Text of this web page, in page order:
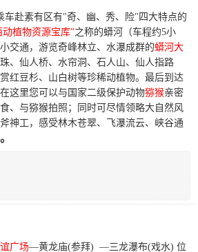
车赴素有 区有"奇、幽、秀、 险" 四大特点的
动植物资源宝库”之称的蟒河（车程约5小
交通，游览奇峰林立、水瀑成群的蟒河大
、仙人桥、水帘洞、石人山、仙人指路
红豆杉、山白树等珍稀动植物。最后到达
这里您可以与国家二级保护动物猕猴亲密
、与猕猴拍照；同时可尽情领略大自然风
神工，感受林木苍翠、飞瀑流云、峡谷通
。
广场—黄龙庙(参拜) —三龙瀑布(戏水) 位